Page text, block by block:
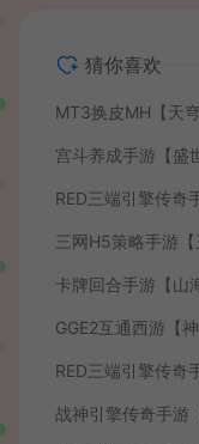
猜你喜欢